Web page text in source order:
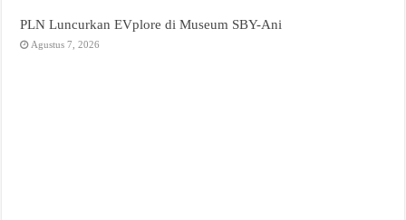
PLN Luncurkan EVplore di Museum SBY-Ani
Agustus 7, 2026